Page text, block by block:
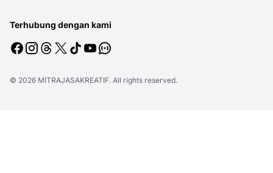
Terhubung dengan kami
© 2026 MITRAJASAKREATIF. All rights reserved.